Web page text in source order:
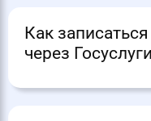
Как
через